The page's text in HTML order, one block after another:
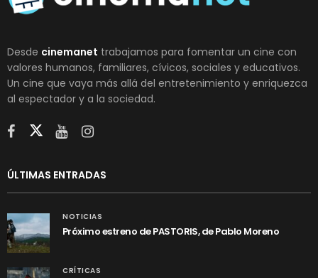
Desde cinemanet trabajamos para fomentar un cine con
valores humanos, familiares, cívicos, sociales y educativos.
Un cine que vaya más allá del entretenimiento y enriquezca
al espectador y a la sociedad.
ÚLTIMAS ENTRADAS
NOTICIAS
Próximo estreno de PASTORIS, de Pablo Moreno
CRÍTICAS